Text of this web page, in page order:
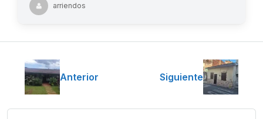
arriendos
Anterior Siguiente